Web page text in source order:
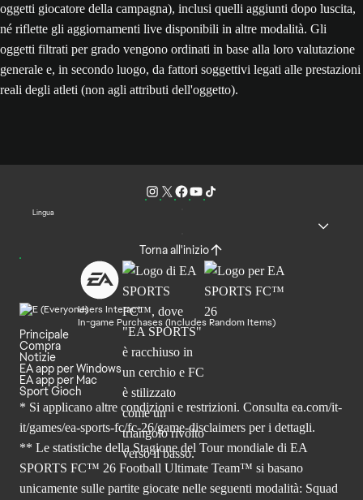
oggetti giocatore della campagna), inclusi quelli aggiunti dopo luscita,
né riflette gli aggiornamenti live disponibili in altre modalità. Gli
oggetti filtrati per grado vengono ordinati in base alla loro valutazione
generale e, in secondo luogo, da fattori soggettivi legati alle prestazioni
reali degli atleti (non agli attributi dell'oggetto).
Lingua
Torna all'inizio
Users Interact
In-game Purchases (Includes Random Items)
Principale
Compra
Notizie
EA app per Windows
EA app per Mac
Sport Gioch
* Si applicano altre condizioni e restrizioni. Consulta ea.com/it-
it/games/ea-sports-fc/fc-26/game-disclaimers per i dettagli.
** Le statistiche della Stagione del Tour mondiale di EA
SPORTS FC™ 26 Football Ultimate Team™ si basano
unicamente sulle partite giocate nelle seguenti modalità: Squad